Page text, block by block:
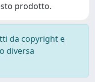
prodotto.
da copyright e
diversa